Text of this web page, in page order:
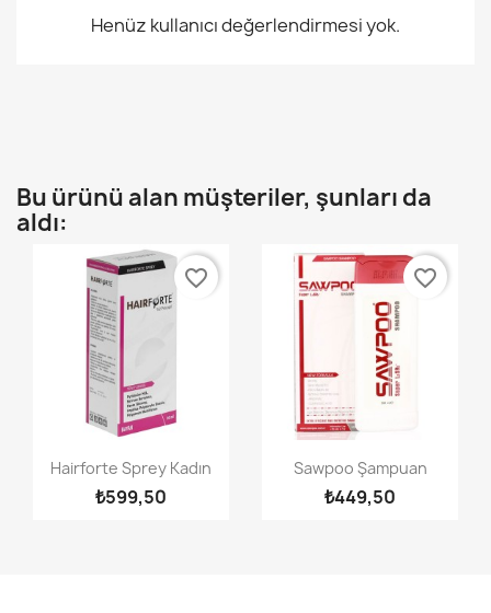
Henüz kullanıcı değerlendirmesi yok.
Bu ürünü alan müşteriler, şunları da
aldı:
Hızlı Görünüm
Hairforte Sprey Kadın
₺599,50
favorite_border
Hızlı Görünüm
Sawpoo Şampuan
₺449,50
favorite_border